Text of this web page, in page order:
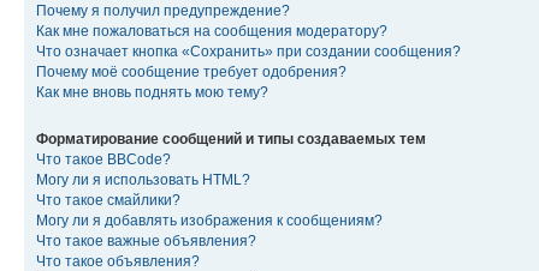
Почему я получил предупреждение?
Как мне пожаловаться на сообщения модератору?
Что означает кнопка «Сохранить» при создании сообщения?
Почему моё сообщение требует одобрения?
Как мне вновь поднять мою тему?
Форматирование сообщений и типы создаваемых тем
Что такое BBCode?
Могу ли я использовать HTML?
Что такое смайлики?
Могу ли я добавлять изображения к сообщениям?
Что такое важные объявления?
Что такое объявления?